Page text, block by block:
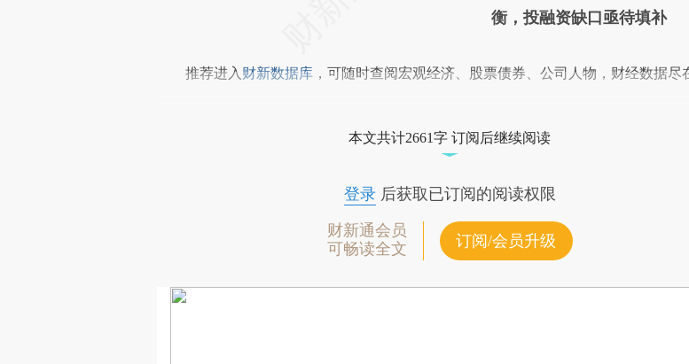
衡，投融资缺口亟待填补
推荐进入 财新数据库 ，可随时查阅宏观经济、股票债券、公司人物，财经数据尽
本文共计2661字 订阅后继续阅读
登录后获取已订阅的阅读权限
财新通会员
可畅读全文
订阅/会员升级